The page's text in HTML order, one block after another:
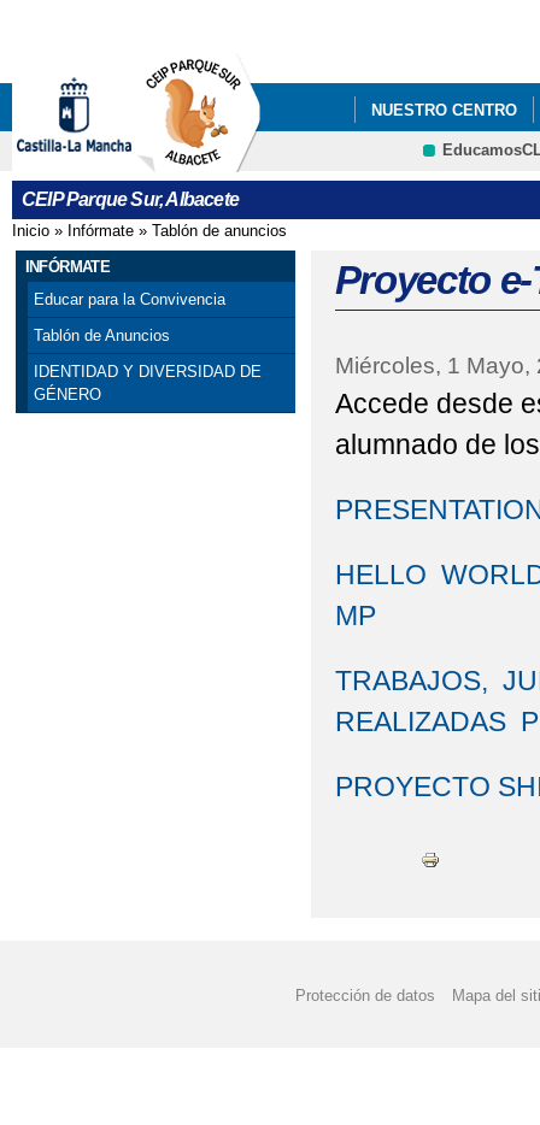
NUESTRO CENTRO
DOCUMENTOS Y
CEIP Parque Sur, Albacete
Se encuentra usted aquí
Inicio » Infórmate » Tablón de anuncios
INFÓRMATE
Educar para la Convivencia
Tablón de Anuncios
IDENTIDAD Y DIVERSIDAD DE
GÉNERO
Proyecto
Miércoles, 1 Mayo,
Accede desde
alumnado de
HELLO
MP
TRABAJOS,
REALIZADAS
PROYECTO
Protección de datos Mapa del